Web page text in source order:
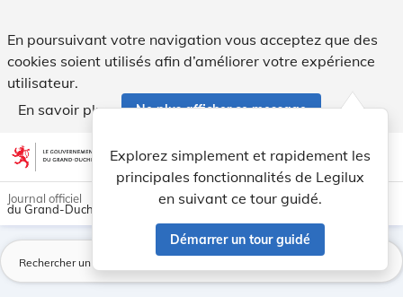
En poursuivant votre navigation vous acceptez que des
cookies soient utilisés afin d’améliorer votre expérience
utilisateur.
En savoir plus
Ne plus afficher ce message
Aller au contenu account_circle help Aide
Explorez simplement et rapidement les
principales fonctionnalités de Legilux
en suivant ce tour guidé.
Démarrer un tour guidé
light_mode dark_mode
Journal officiel
du Grand-Duché de Luxembourg